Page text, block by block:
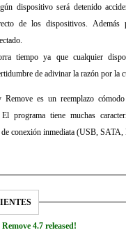
dispositivo será detenido
de los dispositivos. Además
tiempo ya que cualquier
de adivinar la razón por la
Remove es un reemplazo
El programa tiene muchas
conexión inmediata (USB, SATA,
4.7 released!